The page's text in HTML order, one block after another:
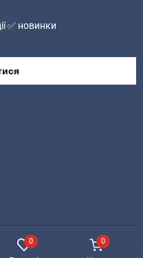
✅ новинки
Мапа сайту
0 0